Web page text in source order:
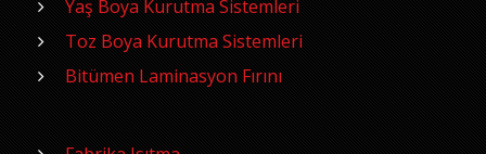
Yaş Boya Kurutma Sistemleri
Toz Boya Kurutma Sistemleri
Bitümen Laminasyon Fırını